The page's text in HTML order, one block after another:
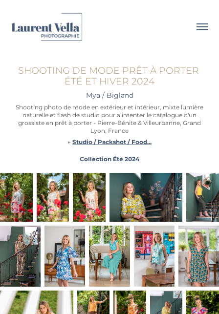
SHOOTING DE MODE PRÊT À PORTER
ÉTÉ ET HIVER 2024
Mya / Bigland
Shooting photo de mode en extérieur et intérieur, mixte lumière
naturelle et flash de studio pour alimenter le catalogue d'un
grossiste en prêt à porter - Pierre-Bénite & Villeurbanne, Grand
Lyon, France
←Studio / Packshot / Food...
Collection Été 2024